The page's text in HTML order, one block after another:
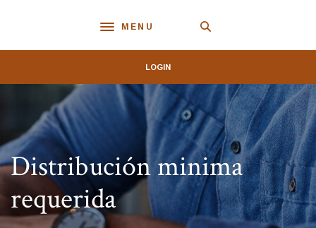
files.
Toggle navigation
MENU
LOGIN
Distribución minima
requerida